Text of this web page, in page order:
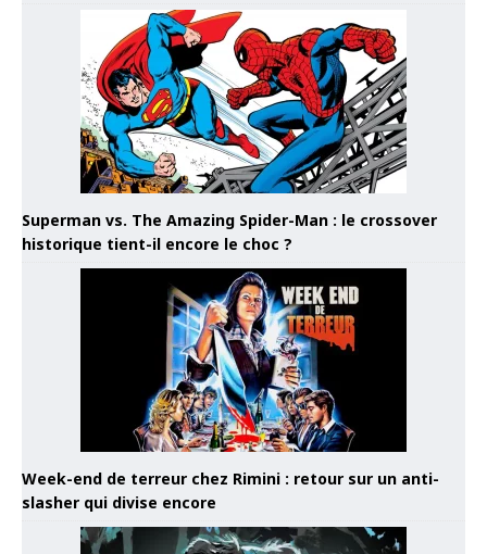
Superman vs. The Amazing Spider-Man : le crossover
historique tient-il encore le choc ?
Week-end de terreur chez Rimini : retour sur un anti-
slasher qui divise encore